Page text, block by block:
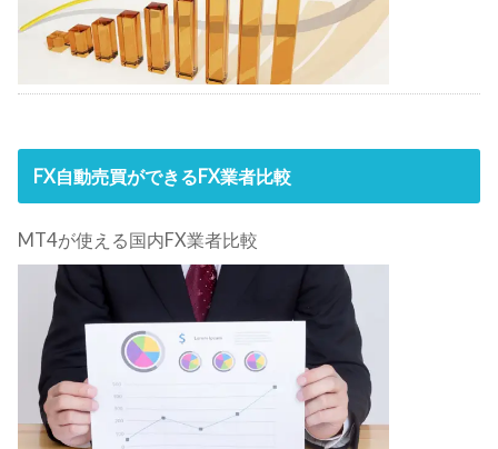
FX自動売買ができるFX業者比較
MT4が使える国内FX業者比較